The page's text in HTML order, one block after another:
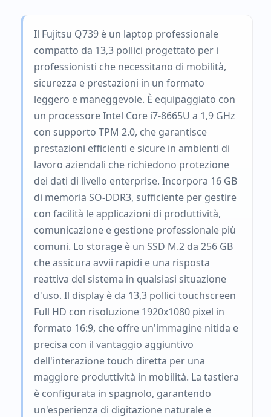
Il Fujitsu Q739 è un laptop professionale
compatto da 13,3 pollici progettato per i
professionisti che necessitano di mobilità,
sicurezza e prestazioni in un formato
leggero e maneggevole. È equipaggiato con
un processore Intel Core i7-8665U a 1,9 GHz
con supporto TPM 2.0, che garantisce
prestazioni efficienti e sicure in ambienti di
lavoro aziendali che richiedono protezione
dei dati di livello enterprise. Incorpora 16 GB
di memoria SO-DDR3, sufficiente per gestire
con facilità le applicazioni di produttività,
comunicazione e gestione professionale più
comuni. Lo storage è un SSD M.2 da 256 GB
che assicura avvii rapidi e una risposta
reattiva del sistema in qualsiasi situazione
d'uso. Il display è da 13,3 pollici touchscreen
Full HD con risoluzione 1920x1080 pixel in
formato 16:9, che offre un'immagine nitida e
precisa con il vantaggio aggiuntivo
dell'interazione touch diretta per una
maggiore produttività in mobilità. La tastiera
è configurata in spagnolo, garantendo
un'esperienza di digitazione naturale e